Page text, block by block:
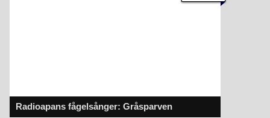
Radioapans fågelsånger: Gråsparven